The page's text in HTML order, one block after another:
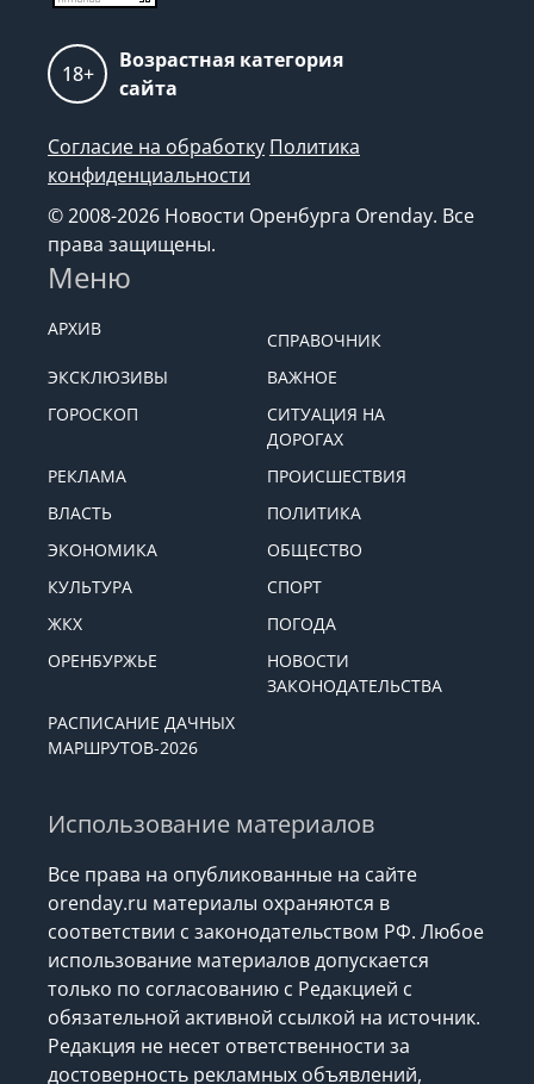
18+
Возрастная категория
сайта
Согласие на обработку Политика
конфиденциальности
© 2008-2026 Новости Оренбурга Orenday. Все
права защищены.
Меню
АРХИВ
СПРАВОЧНИК
ЭКСКЛЮЗИВЫ
ВАЖНОЕ
ГОРОСКОП
СИТУАЦИЯ НА
ДОРОГАХ
РЕКЛАМА
ПРОИСШЕСТВИЯ
ВЛАСТЬ
ПОЛИТИКА
ЭКОНОМИКА
ОБЩЕСТВО
КУЛЬТУРА
СПОРТ
ЖКХ
ПОГОДА
ОРЕНБУРЖЬЕ
НОВОСТИ
ЗАКОНОДАТЕЛЬСТВА
РАСПИСАНИЕ ДАЧНЫХ
МАРШРУТОВ-2026
Использование материалов
Все права на опубликованные на сайте
orenday.ru материалы охраняются в
соответствии с законодательством РФ. Любое
использование материалов допускается
только по согласованию с Редакцией с
обязательной активной ссылкой на источник.
Редакция не несет ответственности за
достоверность рекламных объявлений,